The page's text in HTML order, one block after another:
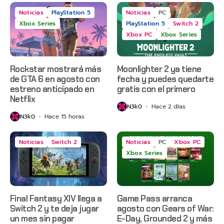
Noticias
PlayStation 5
Xbox Series
Rockstar mostrará más
de GTA 6 en agosto con
estreno anticipado en
Netflix
N3k0 Hace 15 horas
Noticias
PC
PlayStation 5
Switch 2
Xbox PC
Xbox Series
Moonlighter 2 ya tiene
fecha y puedes quedarte
gratis con el primero
N3k0 Hace 2 días
Noticias Switch 2
Final Fantasy XIV llega a
Switch 2 y te deja jugar
un mes sin pagar
Noticias PC
Xbox PC
Xbox Series
Game Pass arranca
agosto con Gears of War:
E-Day, Grounded 2 y más